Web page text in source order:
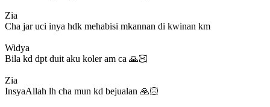
Zia
Cha jar uci inya hdk mehabisi mkannan di kwinan km
Widya
Bila kd dpt duit aku koler am ca 🙏🏻
Zia
InsyaAllah lh cha mun kd bejualan 🙏🏻